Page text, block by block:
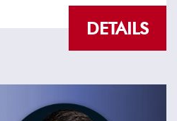
DETAILS